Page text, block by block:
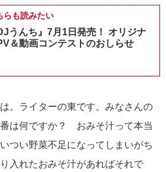
らも読みたい
うんち』7月1日発売！ オリジナ
＆動画コンテストのおしらせ
。ライターの東です。みなさんの
は何ですか？ おみそ汁って本当
つい野菜不足になってしまいがち
入れたおみそ汁があればそれで